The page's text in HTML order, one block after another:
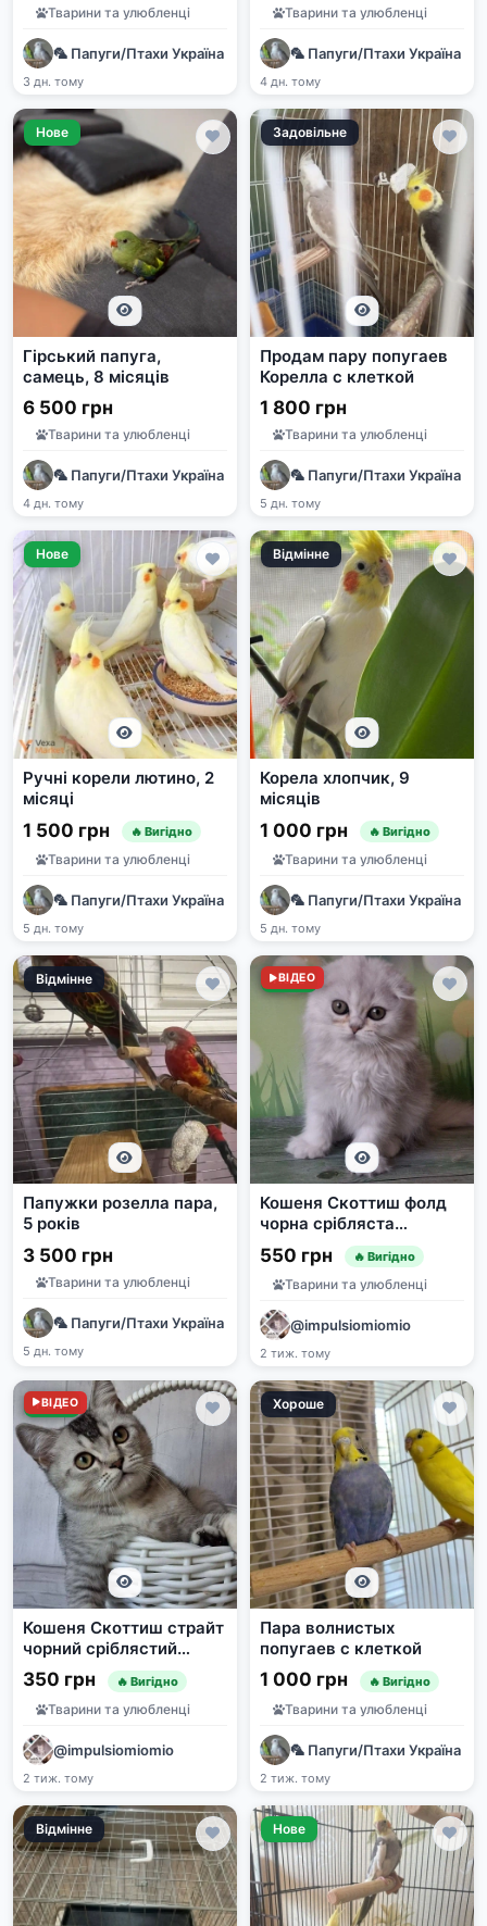
Тварини та улюбленці
🦜 Папуги/Птахи Україна | Продаж та прилаштування | e-pet
3 дн. тому
Тварини та улюбленці
🦜 Папуги/Птахи Україна |
4 дн. тому
Нове
Гірський папуга,
самець, 8 місяців
6 500 грн
Тварини та улюбленці
🦜 Папуги/Птахи Україна | Продаж та прилаштування | e-pet
4 дн. тому
Задовільне
Продам пару попугаев
Корелла с клеткой
1 800 грн
Тварини та улюбленці
🦜 Папуги/Птахи Україна |
5 дн. тому
Нове
Ручні корели лютино, 2
місяці
1 500 грн 🔥 Вигідно
Тварини та улюбленці
🦜 Папуги/Птахи Україна | Продаж та прилаштування | e-pet
5 дн. тому
Відмінне
Корела хлопчик, 9
місяців
1 000 грн 🔥 Вигідно
Тварини та улюбленці
🦜 Папуги/Птахи Україна |
5 дн. тому
Відмінне
Папужки розелла пара,
5 років
3 500 грн
Тварини та улюбленці
🦜 Папуги/Птахи Україна | Продаж та прилаштування | e-pet
5 дн. тому
Нове
ВІДЕО
Кошеня Скоттиш фолд
чорна срібляста
затушована
550 грн 🔥 Вигідно
Тварини та улюбленці
@impulsiomiomio
2 тиж. тому
Нове
ВІДЕО
Кошеня Скоттиш страйт
чорний сріблястий
тікований
350 грн 🔥 Вигідно
Тварини та улюбленці
@impulsiomiomio
2 тиж. тому
Хороше
Пара волнистых
попугаев с клеткой
1 000 грн 🔥 Вигідно
Тварини та улюбленці
🦜 Папуги/Птахи Україна |
2 тиж. тому
Відмінне Нове